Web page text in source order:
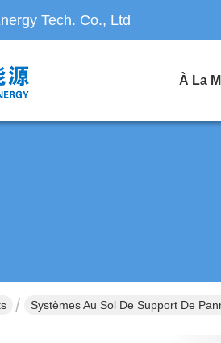
Tech. Co., Ltd
À La
Systèmes Au Sol De Support De